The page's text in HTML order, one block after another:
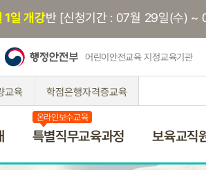
1일 개강반 [신청기간 : 07월 29일(수) ~
어린이안전교육 지정교육기관
교육 학점은행자격증교육
온라인보수교육
특별직무교육과정 보육교직